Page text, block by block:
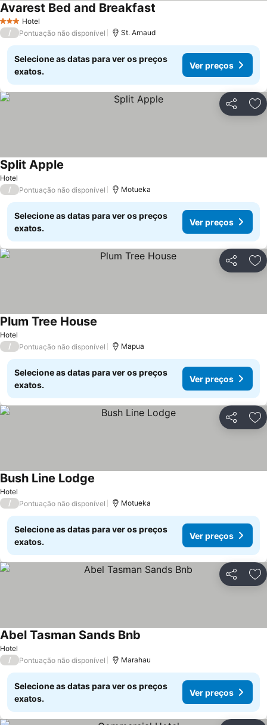
3 EstrelasHotel
Avarest Bed and Breakfast
/ Pontuação não disponível St. Arnaud
Selecione as datas para ver os preços
exatos.
Ver preços
Partilhar
Hotel
Split Apple
/ Pontuação não disponível Motueka
Selecione as datas para ver os preços
exatos.
Ver preços
Partilhar
Hotel
Plum Tree House
/ Pontuação não disponível Mapua
Selecione as datas para ver os preços
exatos.
Ver preços
Partilhar
Hotel
Bush Line Lodge
/ Pontuação não disponível Motueka
Selecione as datas para ver os preços
exatos.
Ver preços
Partilhar
Hotel
Abel Tasman Sands Bnb
/ Pontuação não disponível Marahau
Selecione as datas para ver os preços
exatos.
Ver preços